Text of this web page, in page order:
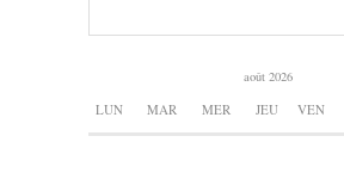
août 2026
LUN MAR MER JEU VEN